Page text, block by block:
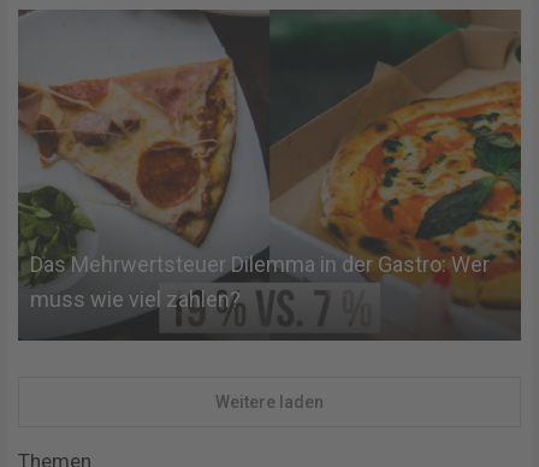
Das Mehrwertsteuer Dilemma in der Gastro: Wer
muss wie viel zahlen?
Weitere laden
Themen